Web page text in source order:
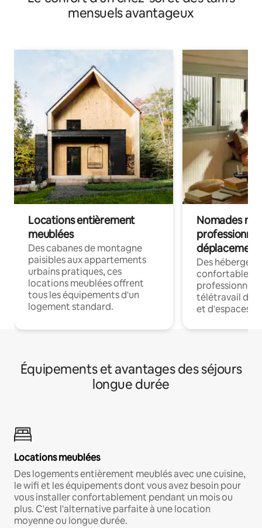
mensuels avantageux
Locations entièrement
meublées
Des cabanes de montagne
paisibles aux appartements
urbains pratiques, ces
locations meublées offrent
tous les équipements d'un
logement standard.
Nomades
déplacement
Des
confortables
professionnels
télétravail
et d'espaces
Équipements et avantages des séjours
longue durée
Locations meublées
Des logements entièrement meublés avec une cuisine,
le wifi et les équipements dont vous avez besoin pour
vous installer confortablement pendant un mois ou
plus. C'est l'alternative parfaite à une location
moyenne ou longue durée.